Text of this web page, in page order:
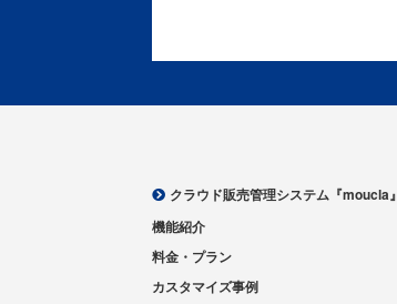
クラウド販売管理システム『moucla』
機能紹介
料金・プラン
カスタマイズ事例